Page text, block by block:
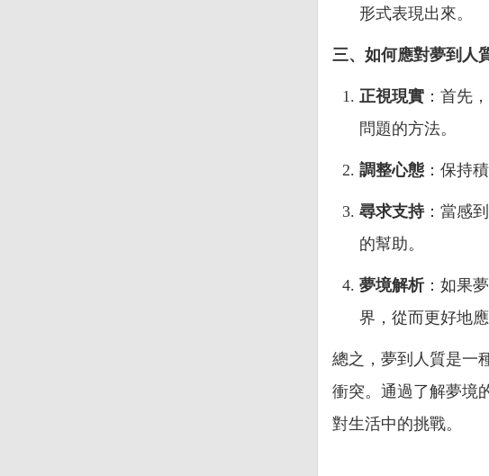
形式表現出來。
三、如何應對夢到人
正視現實 ：首先
問題的方法。
調整心態 ：保持
尋求支持：當感
的幫助。
夢境解析：如果
界，從而更好地
總之，夢到人質是一
衝突。通過了解夢境
對生活中的挑戰。